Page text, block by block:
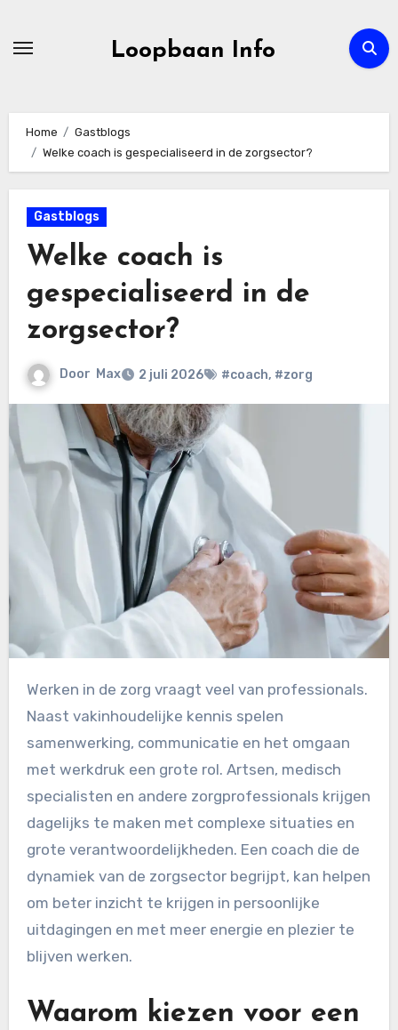
Loopbaan Info
Home
Gastblogs
Welke coach is gespecialiseerd in de zorgsector?
Gastblogs
Welke coach is
gespecialiseerd in de
zorgsector?
Door Max 2 juli 2026 #coach, #zorg
Werken in de zorg vraagt veel van professionals.
Naast vakinhoudelijke kennis spelen
samenwerking, communicatie en het omgaan
met werkdruk een grote rol. Artsen, medisch
specialisten en andere zorgprofessionals krijgen
dagelijks te maken met complexe situaties en
grote verantwoordelijkheden. Een coach die de
dynamiek van de zorgsector begrijpt, kan helpen
om beter inzicht te krijgen in persoonlijke
uitdagingen en met meer energie en plezier te
blijven werken.
Waarom kiezen voor een